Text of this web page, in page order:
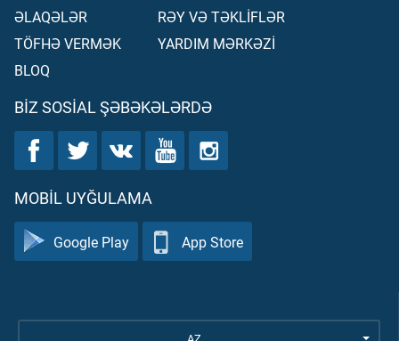
ƏLAQƏLƏR
TÖFHƏ VERMƏK
BLOQ
RƏY VƏ TƏKLİFLƏR
YARDIM MƏRKƏZİ
BIZ SOSIAL ŞƏBƏKƏLƏRDƏ
MOBIL UYĞULAMA
Google Play App Store